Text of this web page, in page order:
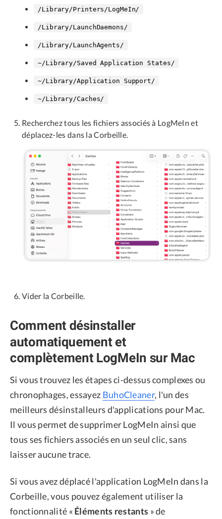
/Library/Printers/LogMeIn/
/Library/LaunchDaemons/
/Library/LaunchAgents/
~/Library/Saved Application States/
~/Library/Application Support/
~/Library/Caches/
Recherchez tous les fichiers associés à LogMeIn et
déplacez-les dans la Corbeille.
Vider la Corbeille.
Comment désinstaller
automatiquement et
complètement LogMeIn sur Mac
Si vous trouvez les étapes ci-dessus complexes ou
chronophages, essayez BuhoCleaner, l'un des
meilleurs désinstalleurs d'applications pour Mac.
Il vous permet de supprimer LogMeIn ainsi que
tous ses fichiers associés en un seul clic, sans
laisser aucune trace.
Si vous avez déplacé l'application LogMeIn dans la
Corbeille, vous pouvez également utiliser la
fonctionnalité « Éléments restants » de